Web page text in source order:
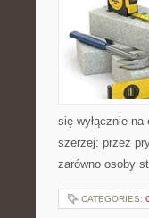
się wyłącznie
szerzej: przez
zarówno osoby
CATEGORIES: